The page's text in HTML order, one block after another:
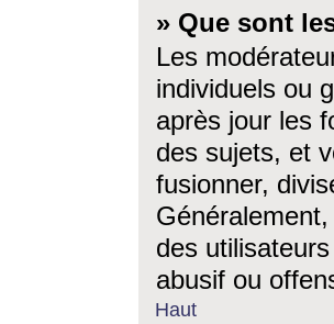
» Que sont
Les
individuels ou
après jour les
des sujets, et
fusionner,
des
abusif ou
Haut